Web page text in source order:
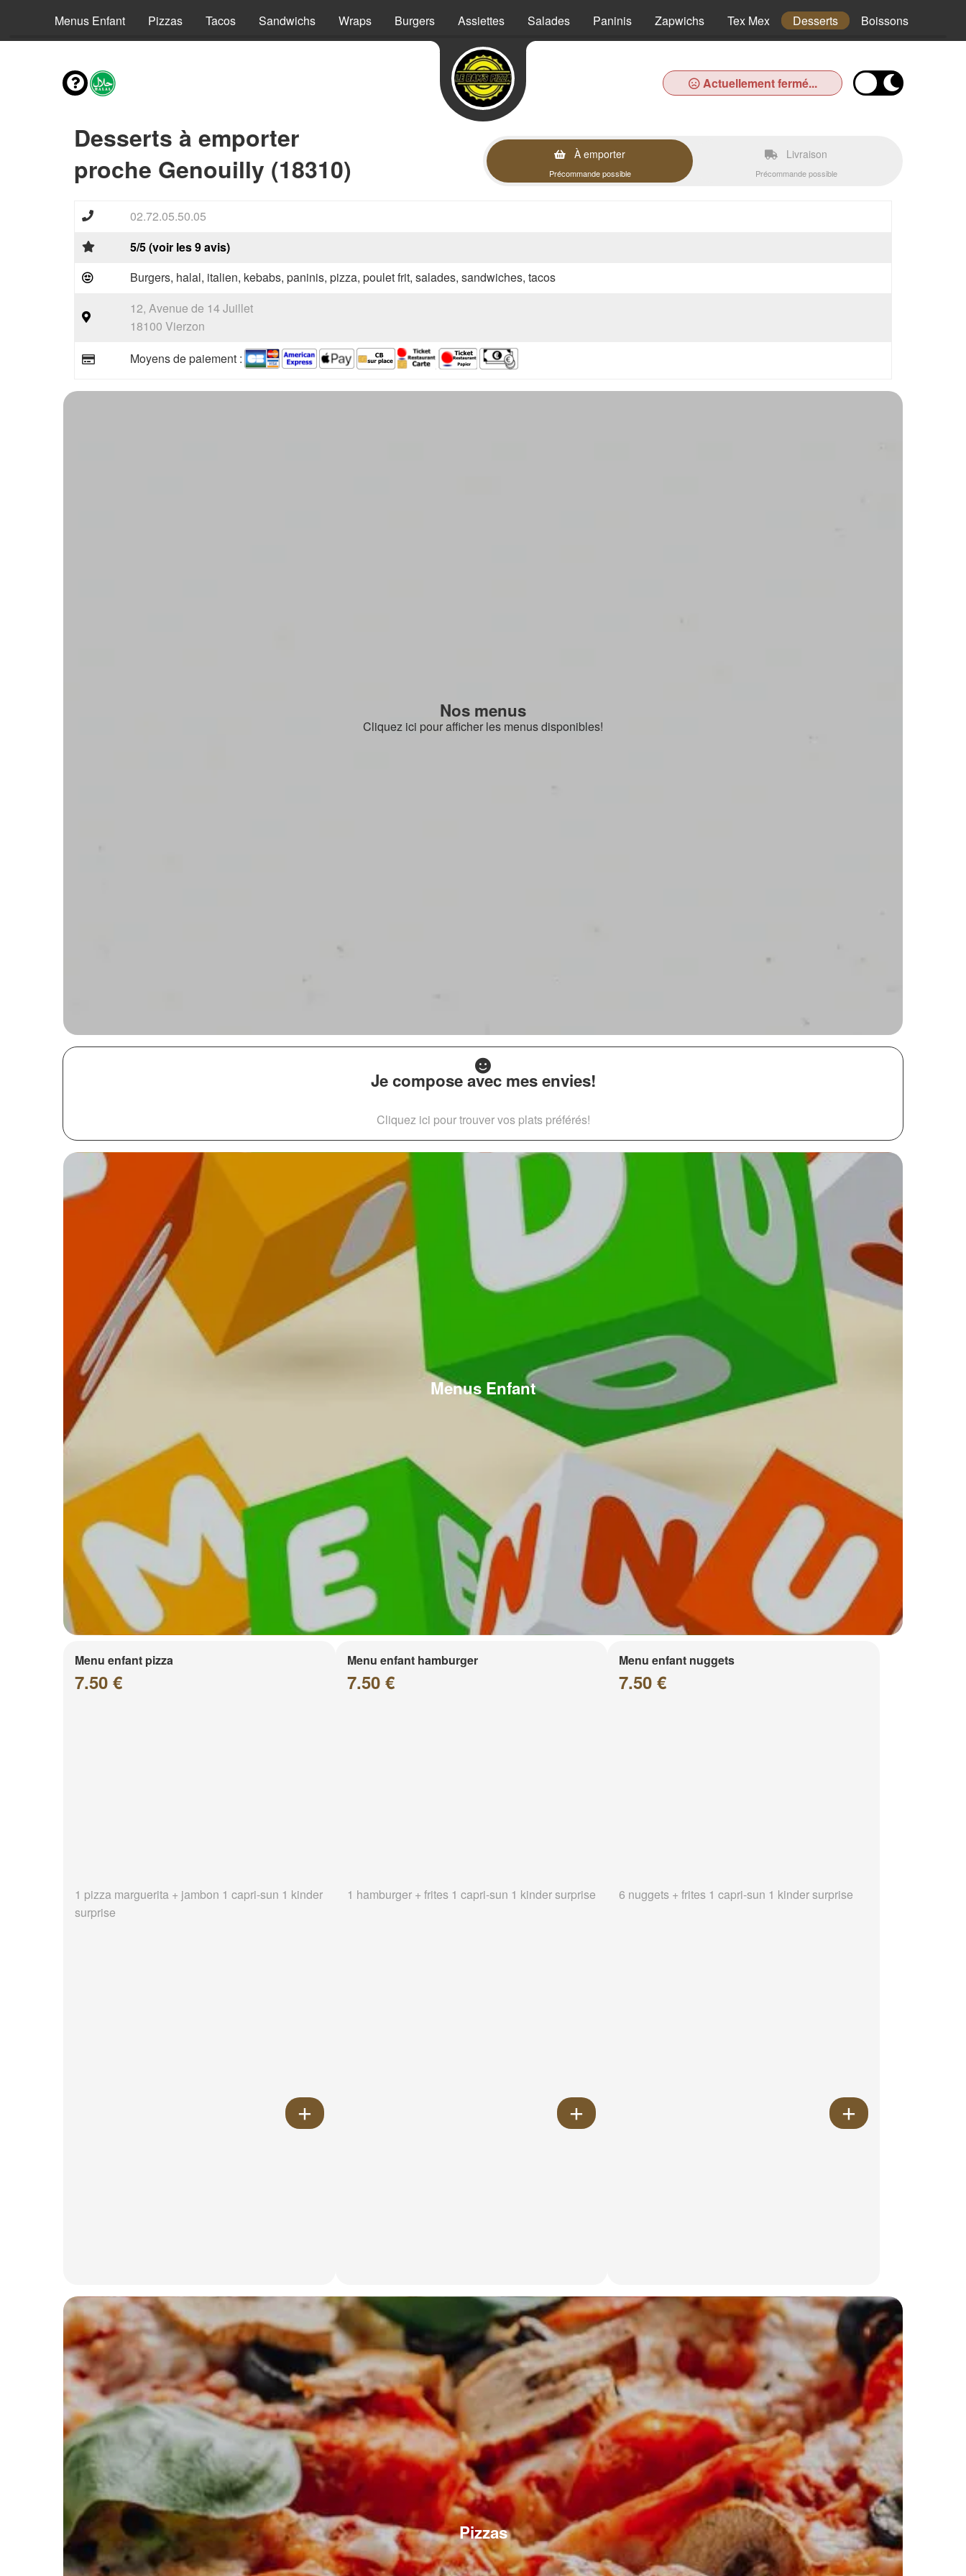
Menus Enfant Pizzas Tacos Sandwichs Wraps Burgers Assiettes Salades Paninis Zapwichs Tex Mex Desserts Boissons
Actuellement fermé...
Desserts à emporter
proche Genouilly (18310)
À emporter
Précommande possible
Livraison
Précommande possible
02.72.05.50.05
5/5 (voir les 9 avis)
Burgers, halal, italien, kebabs, paninis, pizza, poulet frit, salades, sandwiches, tacos
12, Avenue de 14 Juillet
18100 Vierzon
Moyens de paiement :
Nos menus
Cliquez ici pour afficher les menus disponibles!
Je compose avec mes envies!
Cliquez ici pour trouver vos plats préférés!
Menus Enfant
Menu enfant pizza
7.50 €
1 pizza marguerita + jambon 1 capri-sun 1 kinder
surprise
Menu enfant hamburger
7.50 €
1 hamburger + frites 1 capri-sun 1 kinder surprise
Menu enfant nuggets
7.50 €
6 nuggets + frites 1 capri-sun 1 kinder surprise
Pizzas